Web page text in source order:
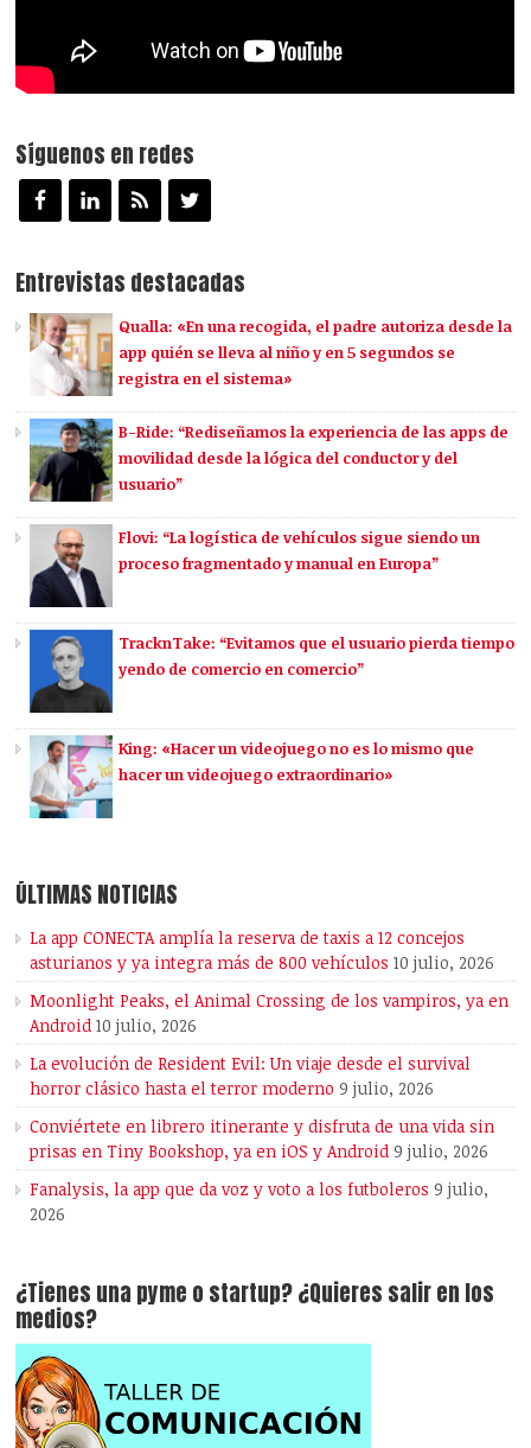
Síguenos en redes
Entrevistas destacadas
Qualla: «En una recogida, el padre autoriza desde la
app quién se lleva al niño y en 5 segundos se
registra en el sistema»
B-Ride: “Rediseñamos la experiencia de las apps de
movilidad desde la lógica del conductor y del
usuario”
Flovi: “La logística de vehículos sigue siendo un
proceso fragmentado y manual en Europa”
TracknTake: “Evitamos que el usuario pierda tiempo
yendo de comercio en comercio”
King: «Hacer un videojuego no es lo mismo que
hacer un videojuego extraordinario»
ÚLTIMAS NOTICIAS
La app CONECTA amplía la reserva de taxis a 12 concejos
asturianos y ya integra más de 800 vehículos 10 julio, 2026
Moonlight Peaks, el Animal Crossing de los vampiros, ya en
Android 10 julio, 2026
La evolución de Resident Evil: Un viaje desde el survival
horror clásico hasta el terror moderno 9 julio, 2026
Conviértete en librero itinerante y disfruta de una vida sin
prisas en Tiny Bookshop, ya en iOS y Android 9 julio, 2026
Fanalysis, la app que da voz y voto a los futboleros 9 julio,
2026
¿Tienes una pyme o startup? ¿Quieres salir en los
medios?